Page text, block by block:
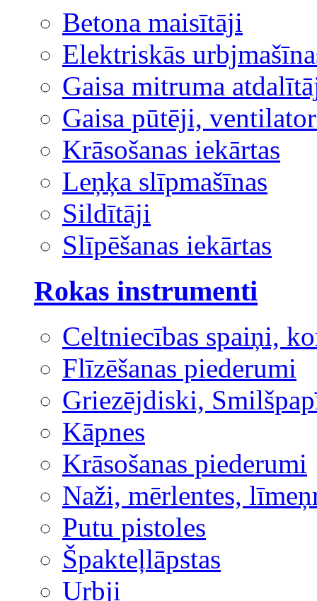
Betona maisītāji
Elektriskās
Gaisa mitruma
Gaisa pūtēji,
Krāsošanas iekārtas
Leņķa slīpmašīnas
Sildītāji
Slīpēšanas iekārtas
Rokas instrumenti
Celtniecības spaiņi,
Flīzēšanas piederumi
Griezējdiski,
Kāpnes
Krāsošanas piederumi
Naži, mērlentes,
Putu pistoles
Špakteļlāpstas
Urbji